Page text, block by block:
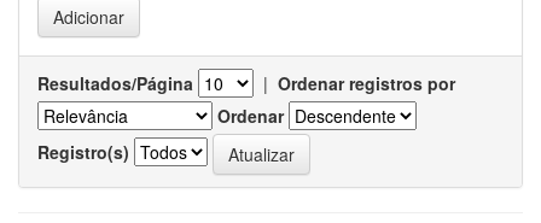
Resultados/Página | Ordenar registros por
Ordenar
Registro(s)